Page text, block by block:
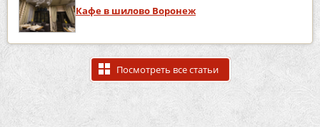
Кафе в шилово Воронеж
Посмотреть все статьи